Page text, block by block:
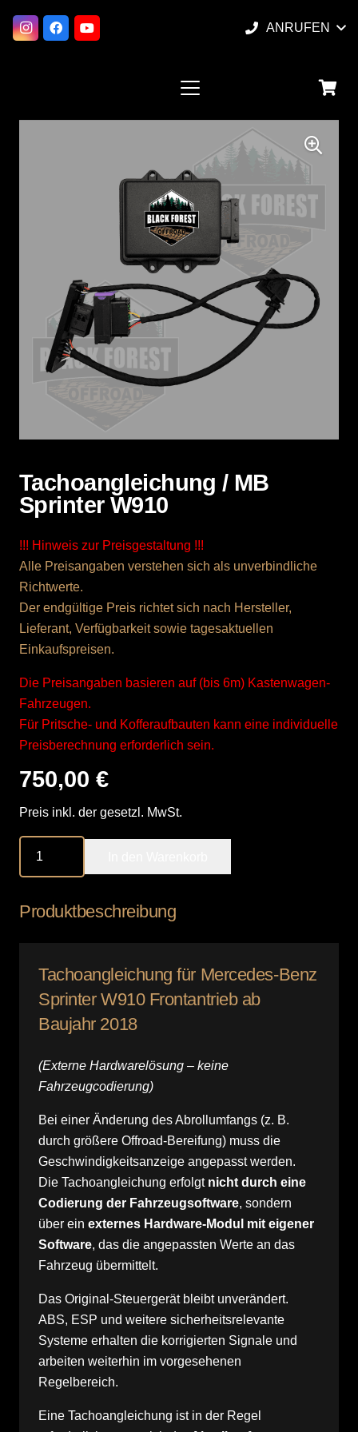
ANRUFEN
Tachoangleichung / MB
Sprinter W910
!!! Hinweis zur Preisgestaltung !!!
Alle Preisangaben verstehen sich als unverbindliche
Richtwerte.
Der endgültige Preis richtet sich nach Hersteller,
Lieferant, Verfügbarkeit sowie tagesaktuellen
Einkaufspreisen.
Die Preisangaben basieren auf (bis 6m) Kastenwagen-
Fahrzeugen.
Für Pritsche- und Kofferaufbauten kann eine individuelle
Preisberechnung erforderlich sein.
750,00 €
Preis inkl. der gesetzl. MwSt.
Sprinter
Produktbeschreibung
Tachoangleichung für Mercedes-Benz
Sprinter W910 Frontantrieb ab
Baujahr 2018
(Externe Hardwarelösung – keine
Fahrzeugcodierung)
Bei einer Änderung des Abrollumfangs (z. B.
durch größere Offroad-Bereifung) muss die
Geschwindigkeitsanzeige angepasst werden.
Die Tachoangleichung erfolgt nicht durch eine
Codierung der Fahrzeugsoftware, sondern
über ein externes Hardware-Modul mit eigener
Software, das die angepassten Werte an das
Fahrzeug übermittelt.
Das Original-Steuergerät bleibt unverändert.
ABS, ESP und weitere sicherheitsrelevante
Systeme erhalten die korrigierten Signale und
arbeiten weiterhin im vorgesehenen
Regelbereich.
Eine Tachoangleichung ist in der Regel